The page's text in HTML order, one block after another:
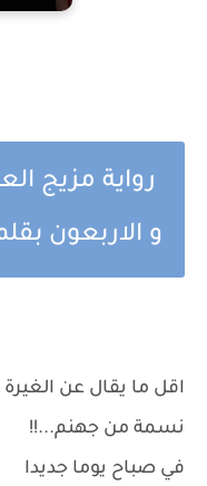
رواية مزيج
و الاربعون
اقل ما يقال عن الغيرة
نسمة من جهنم...!!
في صباح يوما جديدا